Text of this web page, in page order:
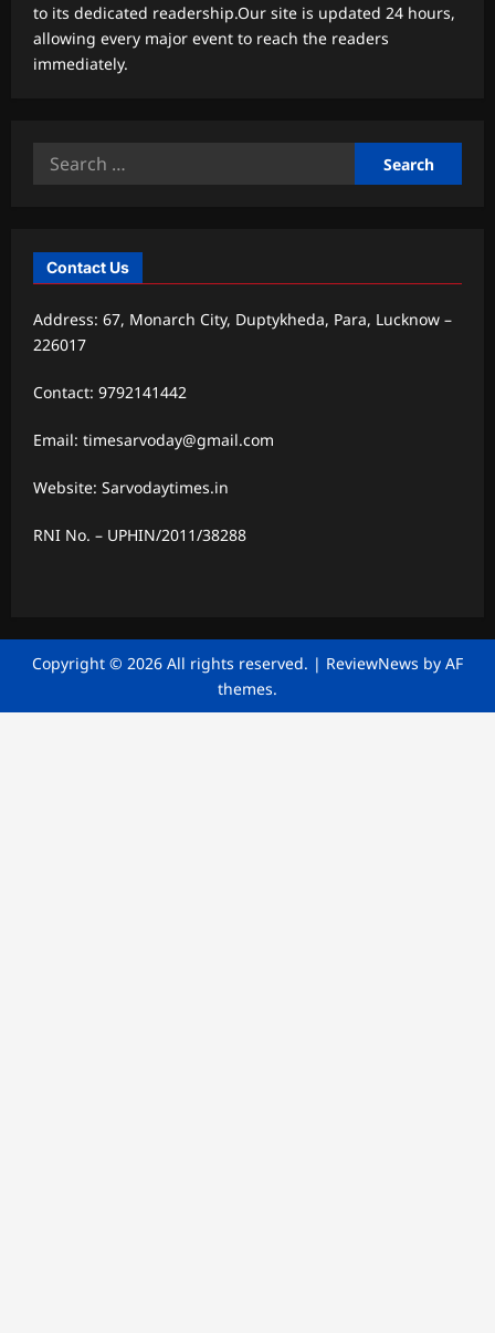
to its dedicated readership.Our site is updated 24 hours,
allowing every major event to reach the readers
immediately.
Search
Contact Us
Address: 67, Monarch City, Duptykheda, Para, Lucknow –
226017
Contact: 9792141442
Email: timesarvoday@gmail.com
Website: Sarvodaytimes.in
RNI No. – UPHIN/2011/38288
Copyright © 2026 All rights reserved. | ReviewNews by AF
themes.